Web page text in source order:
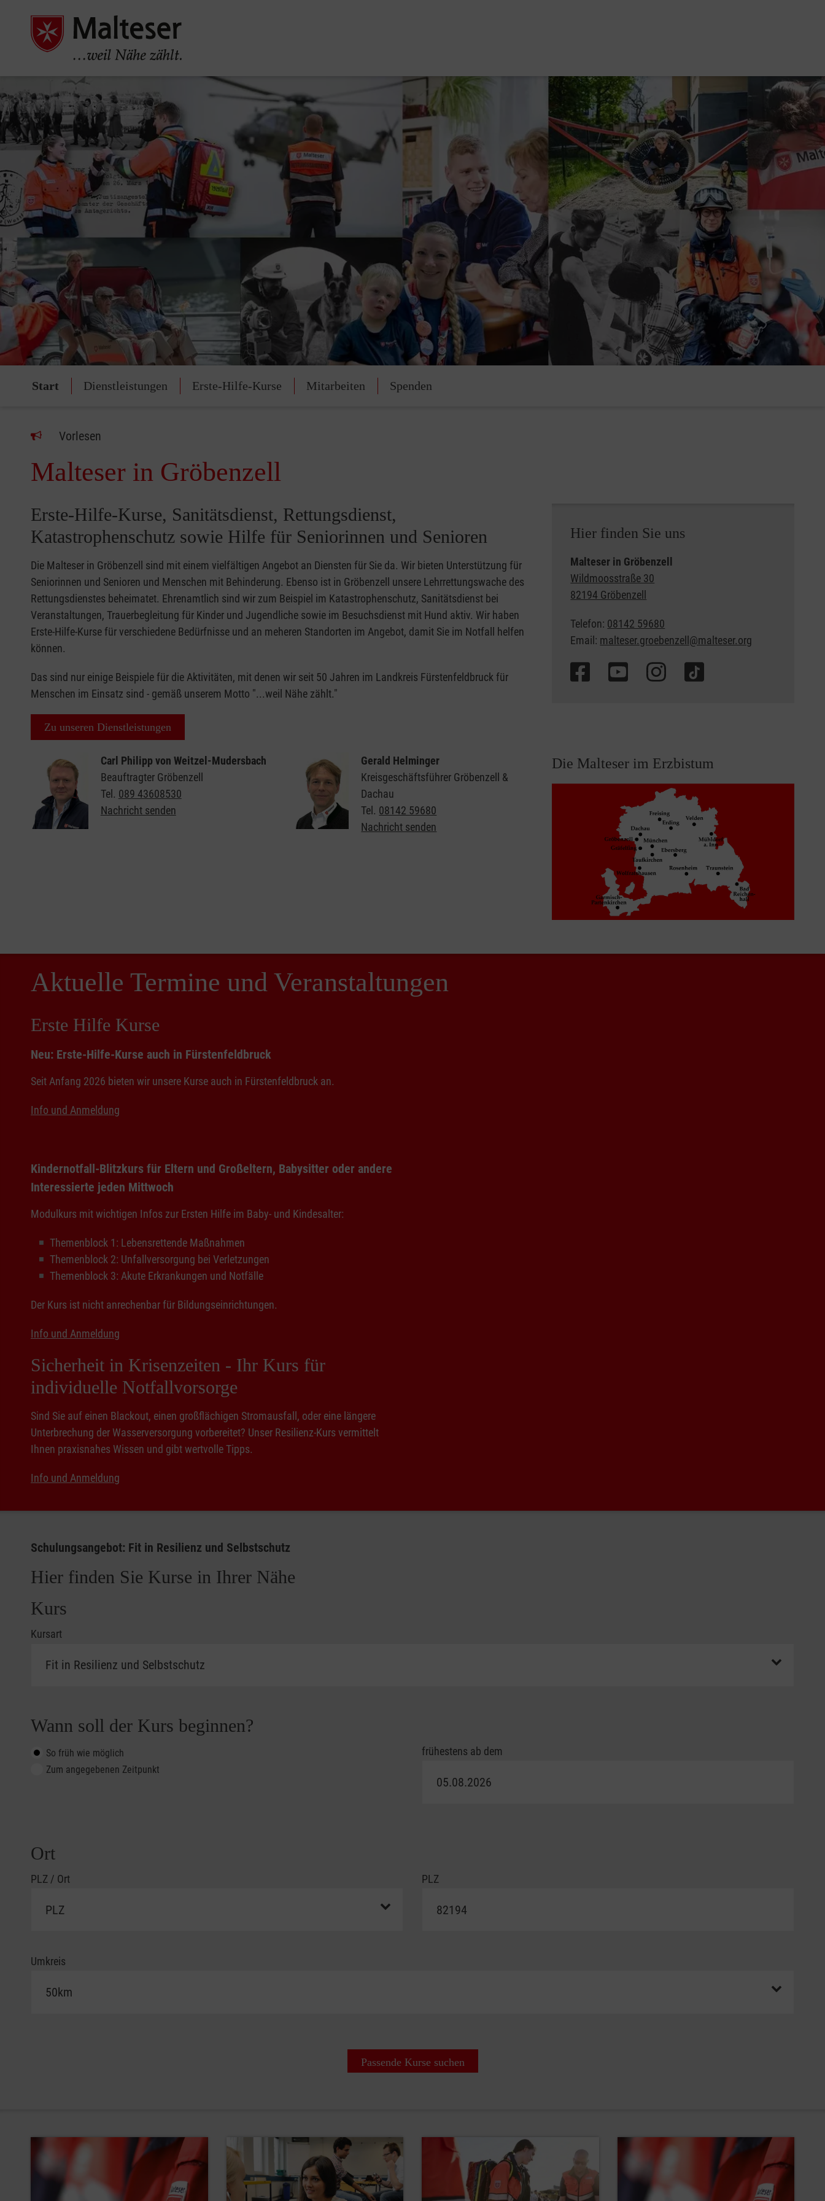
Start Dienstleistungen Erste-Hilfe-Kurse Mitarbeiten Spenden
Vorlesen
Malteser in Gröbenzell
Erste-Hilfe-Kurse, Sanitätsdienst, Rettungsdienst,
Katastrophenschutz sowie Hilfe für Seniorinnen und Senioren
Die Malteser in Gröbenzell sind mit einem vielfältigen Angebot an Diensten für Sie da. Wir bieten Unterstützung für
Seniorinnen und Senioren und Menschen mit Behinderung. Ebenso ist in Gröbenzell unsere Lehrrettungswache des
Rettungsdienstes beheimatet. Ehrenamtlich sind wir zum Beispiel im Katastrophenschutz, Sanitätsdienst bei
Veranstaltungen, Trauerbegleitung für Kinder und Jugendliche sowie im Besuchsdienst mit Hund aktiv. Wir haben
Erste-Hilfe-Kurse für verschiedene Bedürfnisse und an meheren Standorten im Angebot, damit Sie im Notfall helfen
können.
Das sind nur einige Beispiele für die Aktivitäten, mit denen wir seit 50 Jahren im Landkreis Fürstenfeldbruck für
Menschen im Einsatz sind - gemäß unserem Motto "...weil Nähe zählt."
Zu unseren Dienstleistungen
Hier finden Sie uns
Malteser in Gröbenzell
Wildmoosstraße 30
82194 Gröbenzell
Telefon: 08142 59680
Email: malteser.groebenzell@malteser.org
Carl Philipp von Weitzel-Mudersbach
Beauftragter Gröbenzell
Tel. 089 43608530
Nachricht senden
Gerald Helminger
Kreisgeschäftsführer Gröbenzell &
Dachau
Tel. 08142 59680
Nachricht senden
Die Malteser im Erzbistum
Aktuelle Termine und Veranstaltungen
Erste Hilfe Kurse
Neu: Erste-Hilfe-Kurse auch in Fürstenfeldbruck
Seit Anfang 2026 bieten wir unsere Kurse auch in Fürstenfeldbruck an.
Info und Anmeldung
Kindernotfall-Blitzkurs für Eltern und Großeltern, Babysitter oder andere
Interessierte jeden Mittwoch
Modulkurs mit wichtigen Infos zur Ersten Hilfe im Baby- und Kindesalter:
Themenblock 1: Lebensrettende Maßnahmen
Themenblock 2: Unfallversorgung bei Verletzungen
Themenblock 3: Akute Erkrankungen und Notfälle
Der Kurs ist nicht anrechenbar für Bildungseinrichtungen.
Info und Anmeldung
Sicherheit in Krisenzeiten - Ihr Kurs für
individuelle Notfallvorsorge
Sind Sie auf einen Blackout, einen großflächigen Stromausfall, oder eine längere
Unterbrechung der Wasserversorgung vorbereitet? Unser Resilienz-Kurs vermittelt
Ihnen praxisnahes Wissen und gibt wertvolle Tipps.
Info und Anmeldung
Schulungsangebot: Fit in Resilienz und Selbstschutz
Hier finden Sie Kurse in Ihrer Nähe
Kurs
Kursart
Wann soll der Kurs beginnen?
So früh wie möglich
Zum angegebenen Zeitpunkt
frühestens ab dem
Ort
PLZ / Ort PLZ
Umkreis
Passende Kurse suchen